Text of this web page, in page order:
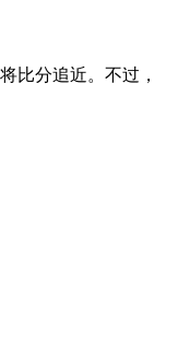
比分追近。不过，